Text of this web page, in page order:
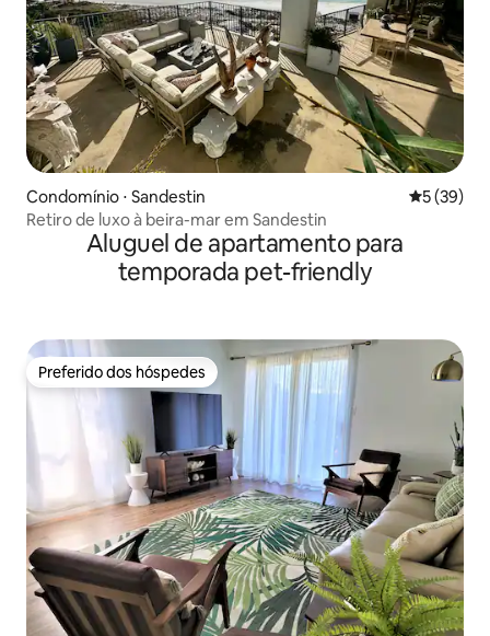
Condomínio ⋅ Sandestin 5 de uma
5 (39)
Retiro de luxo à beira-mar em Sandestin
Aluguel de apartamento para
temporada pet-friendly
Preferido dos hóspedes
Preferido dos hóspedes